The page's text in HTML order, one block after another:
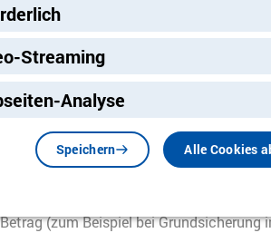
erheben einen geringen Betrag
erhöhen sich zum 1. Januar 2026:
100 Euro
50 Euro
(zum Beispiel bei Grundsicherung
Streaming
Analyse
Speichern Alle Cookies